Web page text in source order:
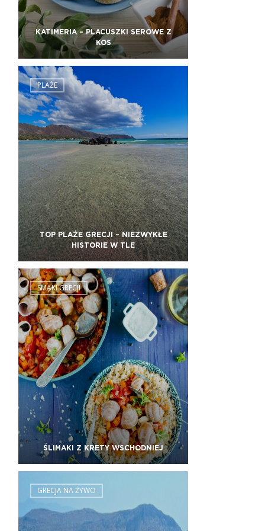
KATIMERIA – PLACUSZKI SEROWE Z
KOS
PLAŻE
TOP PLAŻE GRECJI – NIEZWYKŁE
HISTORIE W TLE
SMAKI GRECJI
ŚLIMAKI Z KRETY WSCHODNIEJ
GRECJA NA ŻYWO